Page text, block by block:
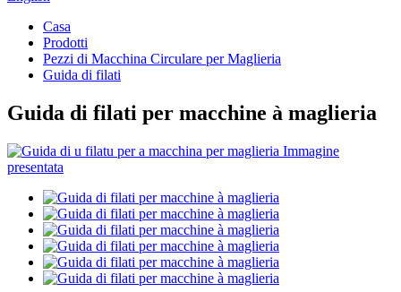
Casa
Prodotti
Pezzi di Macchina Circulare per Maglieria
Guida di filati
Guida di filati per macchine à maglieria